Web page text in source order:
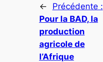
←
Précédente :
Pour la BAD, la
production
agricole de
l’Afrique